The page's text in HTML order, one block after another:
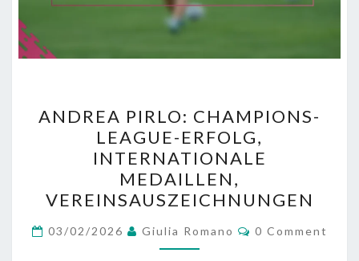
PIRLO:
CHAMPIONS-
LEAGUE-
ERFOLG,
INTERNATIONALE
MEDAILLEN,
ANDREA PIRLO: CHAMPIONS-
LEAGUE-ERFOLG,
INTERNATIONALE
MEDAILLEN,
VEREINSAUSZEICHNUNGEN
03/02/2026 Giulia Romano Comments
0 Comment